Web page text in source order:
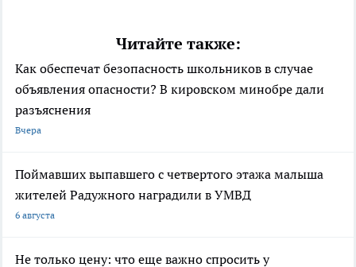
Читайте также:
Как обеспечат безопасность школьников в случае
объявления опасности? В кировском минобре дали
разъяснения
Вчера
Поймавших выпавшего с четвертого этажа малыша
жителей Радужного наградили в УМВД
6 августа
Не только цену: что еще важно спросить у